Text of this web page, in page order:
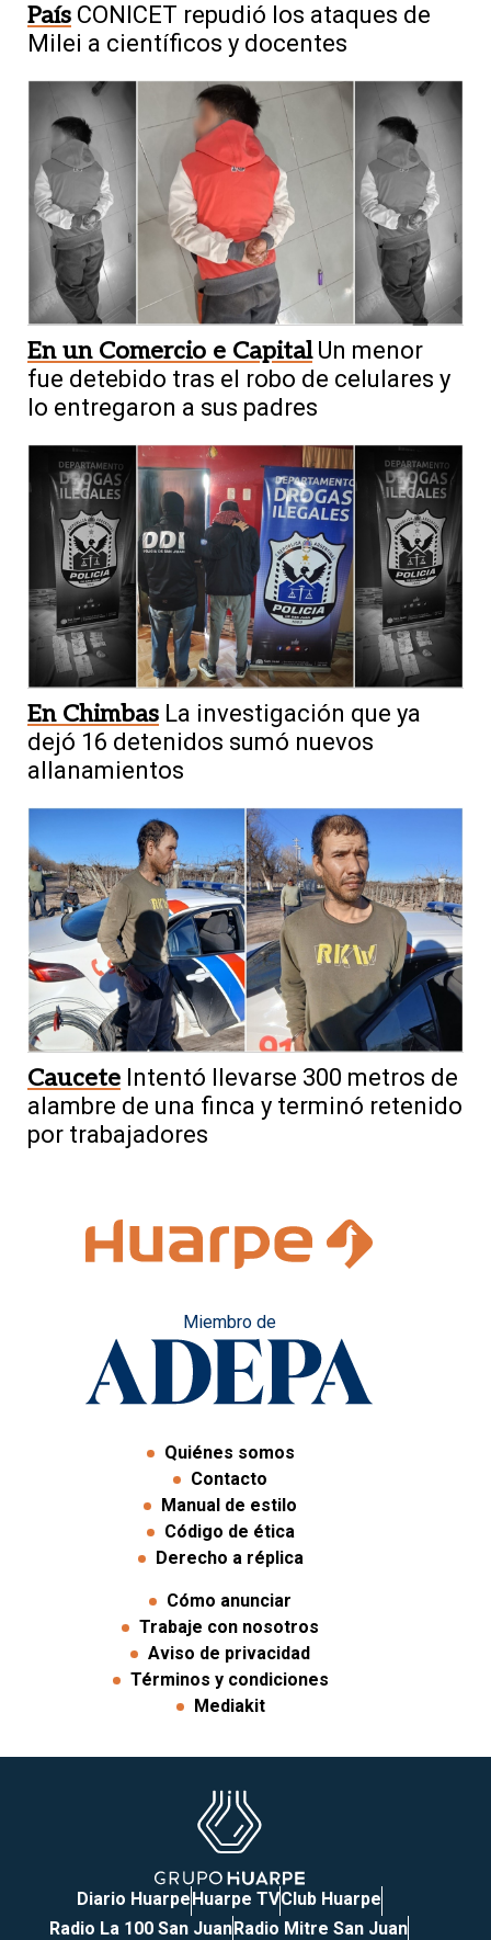
País CONICET repudió los ataques de
Milei a científicos y docentes
En un Comercio e Capital Un menor
fue detebido tras el robo de celulares y
lo entregaron a sus padres
En Chimbas La investigación que ya
dejó 16 detenidos sumó nuevos
allanamientos
Caucete Intentó llevarse 300 metros de
alambre de una finca y terminó retenido
por trabajadores
Miembro de
Quiénes somos
Contacto
Manual de estilo
Código de ética
Derecho a réplica
Cómo anunciar
Trabaje con nosotros
Aviso de privacidad
Términos y condiciones
Mediakit
Diario HuarpeHuarpe TVClub Huarpe
Radio La 100 San JuanRadio Mitre San Juan